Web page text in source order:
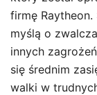
firmę
myślą o
innych
się średnim
walki w